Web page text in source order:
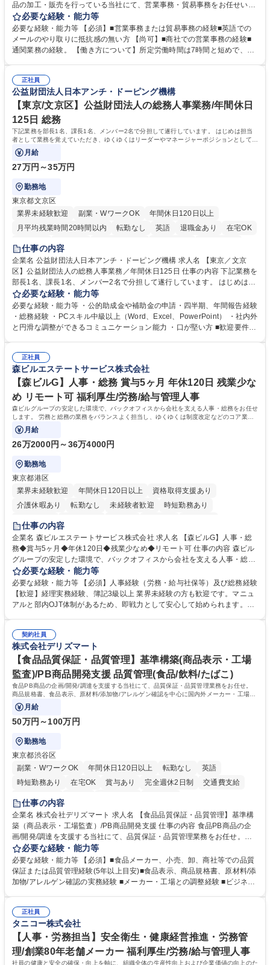
品の加工・販売を行っている当社にて、営業事務・貿易事務をお任せいた
します。営業社員のサポートポジションとして、受発注から海外工場との
調整まで幅広く対応し、当社事業の根幹を支えていただきます。 ■受発注
業務、請求書発行 ■海外工場とのスケジュール調整 ■在庫管理 ■輸入書類
の確認・作成 ■配送手配 ■通関業者を通して行う輸出入業全般 ■倉庫との
ルプロデュースしているため、商品に関わる全ての業務をサポート頂きま
す。 募集職種 東京都中央区【営業事務・貿易事務】食品商社/残業少なめ/
リモート等相談可
必要な経験・能力等
必要な経験・能力等 【必須】■営業事務または貿易事務の経験■英語での
メールのやり取りに抵抗感の無い方 【尚可】■商社での営業事務の経験■
通関業務の経験。 【働き方について】所定労働時間は7時間と短めで、残
の強み】1991年の設立以来、外食産業を中心としたお客様の多様なニー
ズに沿った冷凍水産物等の生産・輸入・販売を一貫して手掛けています。
自社工場と海外拠点の強固な連携によるワンストップサービスが最大の強
みです。 学歴・資格 学歴：大学院 大学 語学力：英語 資格：
正社員
公益財団法人日本アンチ・ドーピング機構
【東京/文京区】公益財団法人の総務人事業務/年間休日
125日 総務
下記業務を部長1名、課長1名、メンバー2名で分担して遂行しています。 はじめは担当
者として業務を覚えていただき、ゆくゆくはリーダーやマネージャーポジションとして活
躍いただくことを期待しています。
月給
27万円～35万円
勤務地
東京都文京区
業界未経験歓迎
副業・WワークOK
年間休日120日以上
月平均残業時間20時間以内
転勤なし 英語 退職金あり
在宅OK
賞与あり
育休あり
食事補助あり
仕事の内容
企業名 公益財団法人日本アンチ・ドーピング機構 求人名 【東京／文京
区】公益財団法人の総務人事業務／年間休日125日 仕事の内容 下記業務を
部長1名、課長1名、メンバー2名で分担して遂行しています。 はじめは担
当者として業務を覚えていただき、ゆくゆくはリーダーやマネージャーポ
ジションとして活躍いただくことを期待しています。 【総務・人事グルー
プの業務内容】 ・人事制度関連 ・採用活動 ・教育研修の企画、実行 ・勤
怠管理 ・官公庁への各種提出 ・法定の会議運営（評議員会、理事会） ・
管理 ・福利厚生関連 ・職員からの問合せ、相談対応 ・その他日常の総務
業務全般 募集職種 【東京／文京区】公益財団法人の総務人事業務／年間
休日125日
必要な経験・能力等
必要な経験・能力等 ・公的助成金や補助金の申請・四半期、年間報告経験
・総務経験 ・PCスキル中級以上（Word、Excel、PowerPoint） ・社内外
と円滑な調整ができるコミュニケーション能力 ・口が堅い方 ■歓迎要件
正社員
森ビルエステートサービス株式会社
【森ビルG】人事・総務 賞与5ヶ月 年休120日 残業少な
め リモート可 福利厚生/労務/給与管理人事
森ビルグループの安定した環境で、バックオフィスから会社を支える人事・総務をお任せ
します。 労務と総務の業務をバランスよく担当し、ゆくゆくは制度改定などのコア業務
にも挑戦できる、やりがいある環境です。
月給
26万2000円～36万4000円
勤務地
東京都港区
業界未経験歓迎
年間休日120日以上
資格取得支援あり
介護休暇あり
転勤なし 未経験者歓迎
時短勤務あり
経験者歓迎
完全週休2日制
交通費支給 長期歓迎 駅近5分以内 土日祝休み
仕事の内容
企業名 森ビルエステートサービス株式会社 求人名 【森ビルG】人事・総
務◆賞与5ヶ月◆年休120日◆残業少なめ◆リモート可 仕事の内容 森ビル
グループの安定した環境で、バックオフィスから会社を支える人事・総務
をお任せします。 労務と総務の業務をバランスよく担当し、ゆくゆくは制
度改定などのコア業務にも挑戦できる、やりがいある環境です。 ■勤怠管
理、給与計算、社会保険手続き、年末調整等の労務管理全般 ■入退社手続
き、社内規定の改定や人事制度改定などのコア業務 ■社内イベントの企画
でも質問・相談できる環境が整っているため、安心して成長できます。 募
集職種 【森ビルG】人事・総務◆賞与5ヶ月◆年休120日◆残業少なめ◆
リモート可
必要な経験・能力等
必要な経験・能力等 【必須】人事経験（労務・給与社保等）及び総務経験
【歓迎】経理実務経験、簿記3級以上 業界未経験の方も歓迎です。マニュ
アルと部内OJT体制があるため、即戦力として安心して始められます。
務に挑戦できるため、自身の成長と組織への貢献度をダイレクトに実感で
きます。 残業少なめ、週1日リモート可など、ワークライフバランスを保
ち長期活躍できる環境です。 「これまでの幅広い経験を活かし、長期的な
キャリアを築きたい」という前向きな意欲と挑戦を全力で応援します。 学
歴・資格 学歴：大学院 大学 高専 短大 専修学校 高校 語学力： 資格：日商
簿記検定1級 日商簿記検定2級 日商簿記検定3級
契約社員
株式会社デリズマート
【食品品質保証・品質管理】基準構築(商品表示・工場
監査)/PB商品開発支援 品質管理(食品/飲料/たばこ)
食品PB商品の企画/開発/調達を支援する当社にて、品質保証・品質管理業務をお任せ。
商品規格書、食品表示、原材料/添加物/アレルゲン確認を中心に国内外メーカー・工場の
品質基準整備から発売後対応まで担います。
月給
50万円～100万円
勤務地
東京都渋谷区
副業・WワークOK
年間休日120日以上 転勤なし
英語
時短勤務あり
在宅OK 賞与あり 完全週休2日制
交通費支給
駅近5分以内
仕事の内容
企業名 株式会社デリズマート 求人名 【食品品質保証・品質管理】基準構
築（商品表示・工場監査）/PB商品開発支援 仕事の内容 食品PB商品の企
画/開発/調達を支援する当社にて、品質保証・品質管理業務をお任せ。商
品規格書、食品表示、原材料/添加物/アレルゲン確認を中心に国内外メー
カー・工場の品質基準整備から発売後対応まで担います。 【詳細】 ■商品
規格書、一括表示、栄養成分、原材料・添加物・アレルゲンの確認 ■メー
カーへの修正指示・承認管理 ■国内外工場の監査、製造立会い、改善指導
企業への品質報告・問い合わせ対応 ■商品開発、物流、営業との連携 ※業
務内容の変更の範囲：当社業務全般 募集職種 【食品品質保証・品質管
理】基準構築（商品表示・工場監査）/PB商品開発支援
必要な経験・能力等
必要な経験・能力等 【必須】■食品メーカー、小売、卸、商社等での品質
保証または品質管理経験(5年以上目安)■食品表示、商品規格書、原材料/添
加物/アレルゲン確認の実務経験 ■メーカー・工場との調整経験 ■ビジネス
FS規格の内部監査員研修修了 ■TOEIC700点以上の英語力やビジネス上で
正社員
タニコー株式会社
【人事・労務担当】安全衛生・健康経営推進・労務管
理/創業80年老舗メーカー 福利厚生/労務/給与管理人事
社員の健康と安全の確保・向上を軸に、組織全体の生産性向上および企業価値の向上のた